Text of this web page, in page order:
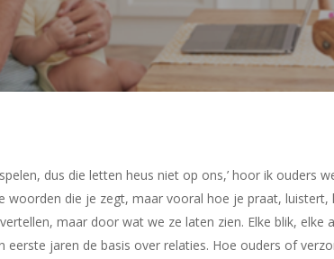
dus die letten heus niet op ons,’ hoor ik ouders
woorden die je zegt, maar vooral hoe je praat,
maar door wat we ze laten zien. Elke blik,
eerste jaren de basis over relaties. Hoe ouders of